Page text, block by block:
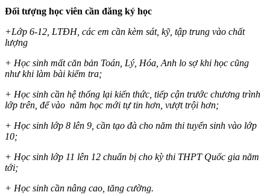
Đối tượng học viên cần đăng ký học
+Lớp 6-12, LTĐH, các em cần kèm sát, kỹ, tập trung vào chất
lượng
+ Học sinh mất căn bản Toán, Lý, Hóa, Anh lo sợ khi học cũng
như khi làm bài kiểm tra;
+ Học sinh cần hệ thống lại kiến thức, tiếp cận trước chương trình
lớp trên, để vào năm học mới tự tin hơn, vượt trội hơn;
+ Học sinh lớp 8 lên 9, cần tạo đà cho năm thi tuyển sinh vào lớp
10;
+ Học sinh lớp 11 lên 12 chuẩn bị cho kỳ thi THPT Quốc gia năm
tới;
+ Học sinh cần nâng cao, tăng cường.